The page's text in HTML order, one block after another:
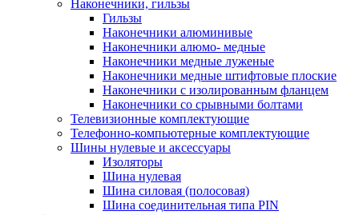
Наконечники, гильзы
Гильзы
Наконечники алюминивые
Наконечники алюмо- медные
Наконечники медные луженые
Наконечники медные штифтовые плоские
Наконечники с изолированным фланцем
Наконечники со срывными болтами
Телевизионные комплектующие
Телефонно-компьютерные комплектующие
Шины нулевые и аксессуары
Изоляторы
Шина нулевая
Шина силовая (полосовая)
Шина соединительная типа PIN